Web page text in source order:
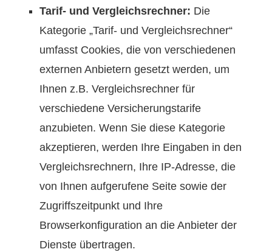
Tarif- und Vergleichsrechner: Die
Kategorie „Tarif- und Vergleichsrechner“
umfasst Cookies, die von verschiedenen
externen Anbietern gesetzt werden, um
Ihnen z.B. Vergleichsrechner für
verschiedene Versicherungstarife
anzubieten. Wenn Sie diese Kategorie
akzeptieren, werden Ihre Eingaben in den
Vergleichsrechnern, Ihre IP-Adresse, die
von Ihnen aufgerufene Seite sowie der
Zugriffszeitpunkt und Ihre
Browserkonfiguration an die Anbieter der
Dienste übertragen.